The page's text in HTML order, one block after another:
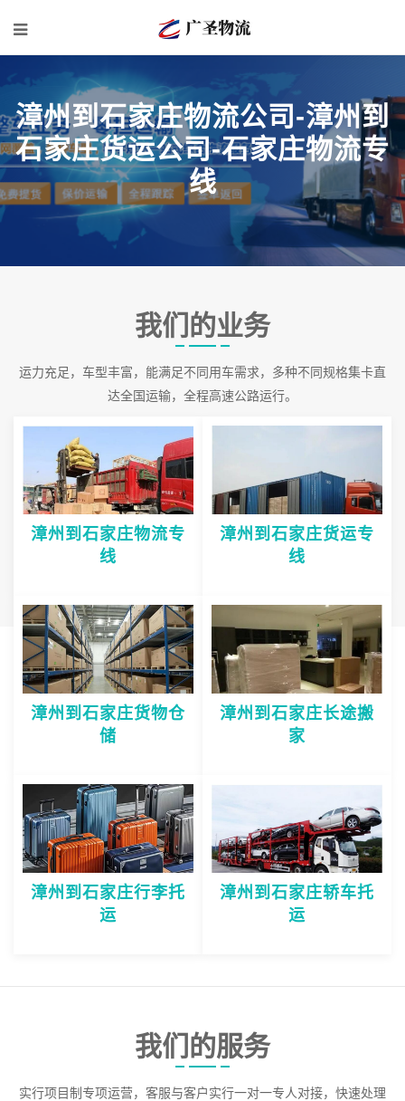
漳州到石家庄物流公司-漳州到
石家庄货运公司-石家庄物流专
线
我们的业务
运力充足，车型丰富，能满足不同用车需求，多种不同规格集卡直
达全国运输，全程高速公路运行。
漳州到石家庄物流专
线
漳州到石家庄货运专
线
漳州到石家庄货物仓
储
漳州到石家庄长途搬
家
漳州到石家庄行李托
运
漳州到石家庄轿车托
运
我们的服务
实行项目制专项运营，客服与客户实行一对一专人对接，快速处理